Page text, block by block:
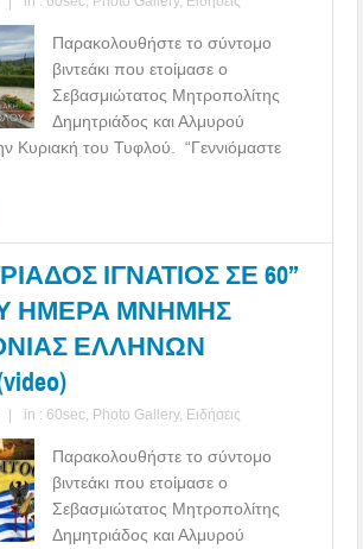
Παρακολουθήστε το σύντομο
βιντεάκι που ετοίμασε ο
Σεβασμιώτατος Μητροπολίτης
Δημητριάδος και Αλμυρού
Κυριακή του Τυφλού. “Γεννιόμαστε
ΙΓΝΑΤΙΟΣ ΣΕ 60’’
ΗΜΕΡΑ ΜΝΗΜΗΣ
ΕΛΛΗΝΩΝ
| in : 60sec Photo Gallery, Ειδήσεις
Παρακολουθήστε το σύντομο
βιντεάκι που ετοίμασε ο
Σεβασμιώτατος Μητροπολίτης
Δημητριάδος και Αλμυρού